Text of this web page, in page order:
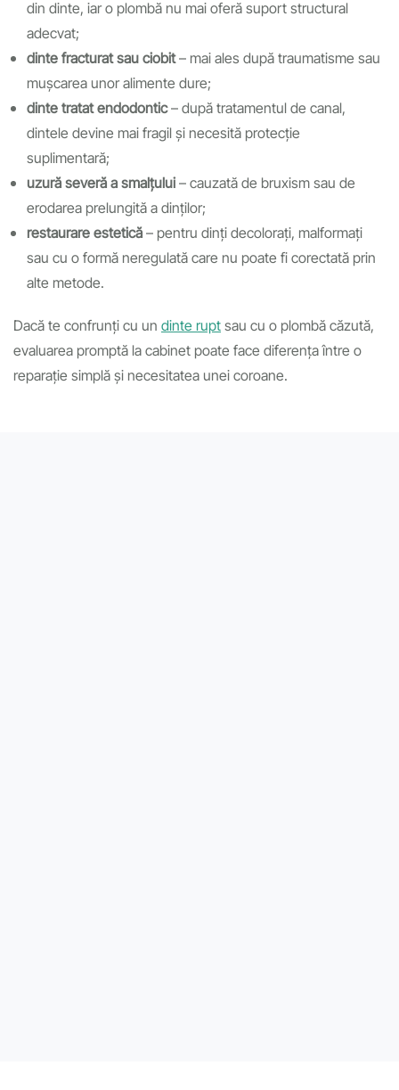
din dinte, iar o plombă nu mai oferă suport structural
adecvat;
dinte fracturat sau ciobit– mai ales după traumatisme sau
mușcarea unor alimente dure;
dinte tratat endodontic– după tratamentul de canal,
dintele devine mai fragil și necesită protecție
suplimentară;
uzură severă a smalțului– cauzată de bruxism sau de
erodarea prelungită a dinților;
restaurare estetică– pentru dinți decolorați, malformați
sau cu o formă neregulată care nu poate fi corectată prin
alte metode.
Dacă te confrunți cu un dinte ruptsau cu o plombă căzută,
evaluarea promptă la cabinet poate face diferența între o
reparație simplă și necesitatea unei coroane.